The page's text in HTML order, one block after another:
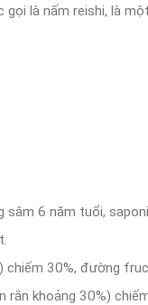
là nấm reishi, là
6 năm tuổi,
30%, đường
rắn khoảng 30%)